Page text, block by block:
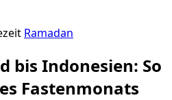
Ramadan
bis Indonesien: So
Fastenmonats